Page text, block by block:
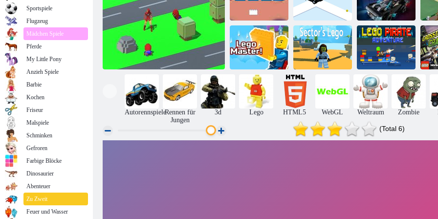
Brickz Stadtplatz
Lego the Batman
Street Rache
Lego-Meister!
Lego-Piraten-
Abenteuer
AutorennspieleRennen für
Jungen
3d Lego HTML5 WebGL Weltraum Zombie
(Total 6)
Sportspiele
Flugzeug
Mädchen Spiele
Pferde
My Little Pony
Anzieh Spiele
Barbie
Kochen
Friseur
Malspiele
Schminken
Gefroren
Farbige Blöcke
Dinosaurier
Abenteuer
Zu Zweit
Feuer und Wasser